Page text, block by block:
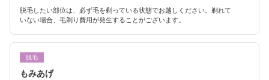
脱毛したい部位は、必ず毛を剃っている状態でお越しください。剃れて
いない場合、毛剃り費用が発生することがございます。
脱毛
もみあげ